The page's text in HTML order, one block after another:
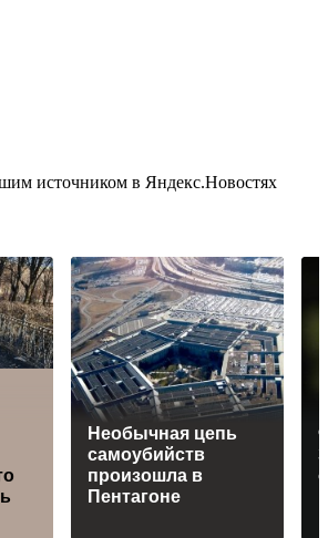
источником в Яндекс.Новостях
Необычная цепь
самоубийств
произошла в
Пентагоне